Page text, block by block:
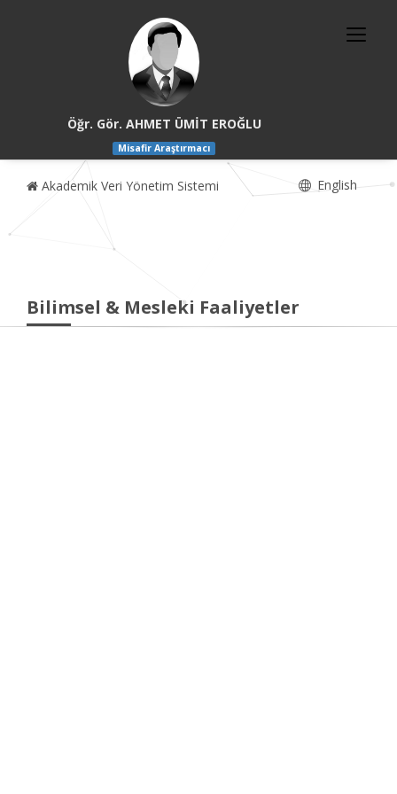
Öğr. Gör. AHMET ÜMİT EROĞLU
Misafir Araştırmacı
Akademik Veri Yönetim Sistemi English
Bilimsel & Mesleki Faaliyetler